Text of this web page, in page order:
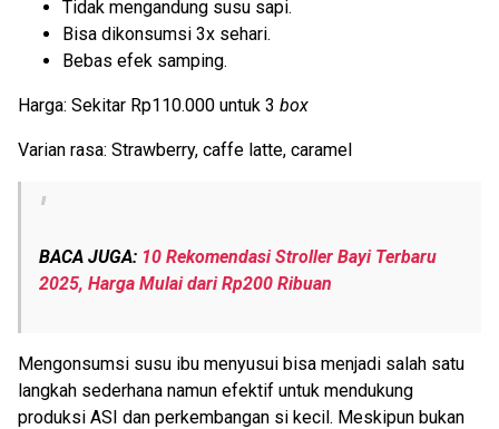
Tidak mengandung susu sapi.
Bisa dikonsumsi 3x sehari.
Bebas efek samping.
Harga: Sekitar Rp110.000 untuk 3 box
Varian rasa: Strawberry, caffe latte, caramel
BACA JUGA: 10 Rekomendasi Stroller Bayi Terbaru
2025, Harga Mulai dari Rp200 Ribuan
Mengonsumsi susu ibu menyusui bisa menjadi salah satu
langkah sederhana namun efektif untuk mendukung
produksi ASI dan perkembangan si kecil. Meskipun bukan